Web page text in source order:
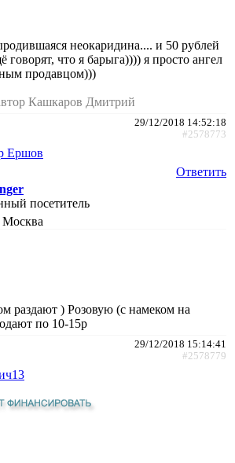
неокаридина.... и 50 рублей
говорят, что я барыга)))) я просто ангел
продавцом)))
Кашкаров Дмитрий
29/12/2018 14:52:18
#2578773
Ершов
Ответить
посетитель
Москва
раздают ) Розовую (с намеком на
по 10-15р
29/12/2018 15:14:41
#2578779